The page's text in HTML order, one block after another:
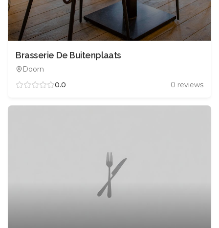
Brasserie De Buitenplaats
Doorn
0.0
0 reviews